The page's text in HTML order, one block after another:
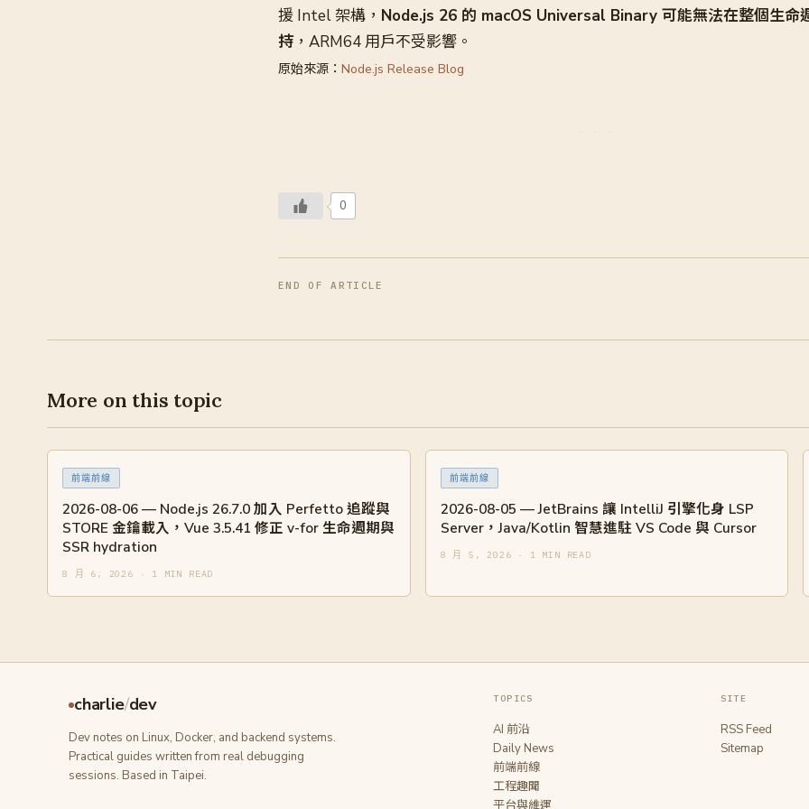
援 Intel 架構， Node.js 26 的 macOS Universal Binary 可能無法在整個生命
持 ，ARM64 用戶不受影響。
原始來源： Node.js Release Blog
0
END OF ARTICLE
More on this topic
前端前線
2026-08-06 — Node.js 26.7.0 加入 Perfetto 追蹤與
STORE 金鑰載入，Vue 3.5.41 修正 v-for 生命週期與
SSR hydration
8 月 6, 2026 · 1 MIN READ
前端前線
2026-08-05 — JetBrains 讓 IntelliJ 引擎化身 LSP
Server，Java/Kotlin 智慧進駐 VS Code 與 Cursor
8 月 5, 2026 · 1 MIN READ
charlie/dev
Dev notes on Linux, Docker, and backend systems.
Practical guides written from real debugging
sessions. Based in Taipei.
TOPICS
AI 前沿
Daily News
前端前線
工程趣聞
平台與維運
SITE
RSS Feed
Sitemap